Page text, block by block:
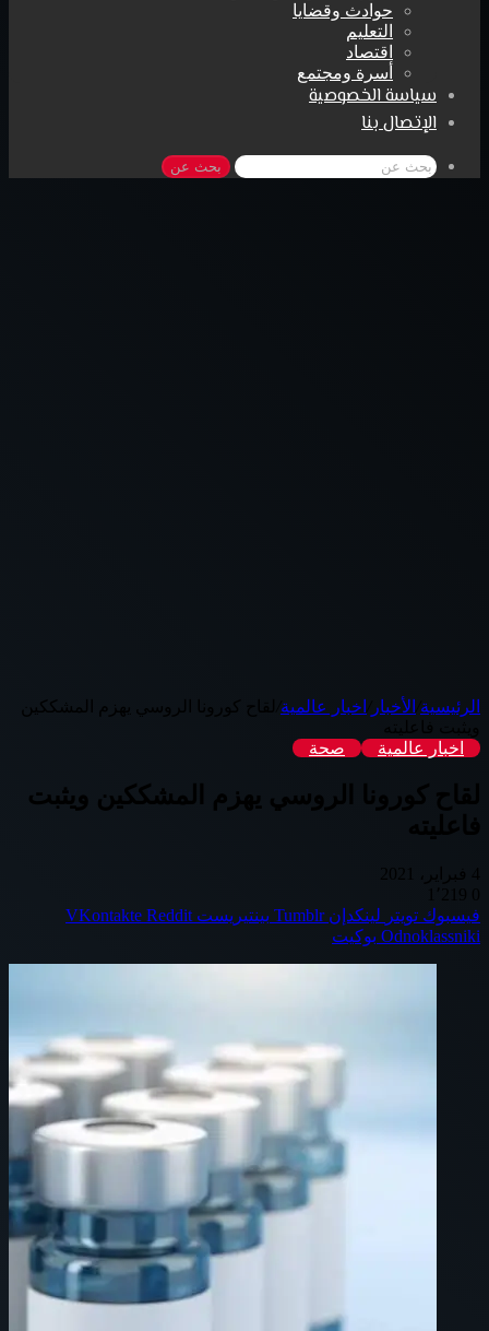
حوادث وقضايا
التعليم
اقتصاد
أسرة ومجتمع
سياسة الخصوصية
الإتصال بنا
بحث عن
الرئيسية الأخبار اخبار عالمية
لقاح كورونا الروسي يهزم المشككين
اخبار عالمية
صحة
لقاح كورونا الروسي يهزم المشككين ويثبت
فيسبوك تويتر لينكدإن بينتيريست
Odnoklassniki بوكيت